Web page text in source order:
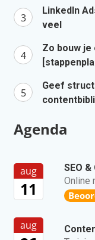
LinkedIn
veel
Zo bouw je
Geef
Agenda
aug
11
SEO &
Online
aug